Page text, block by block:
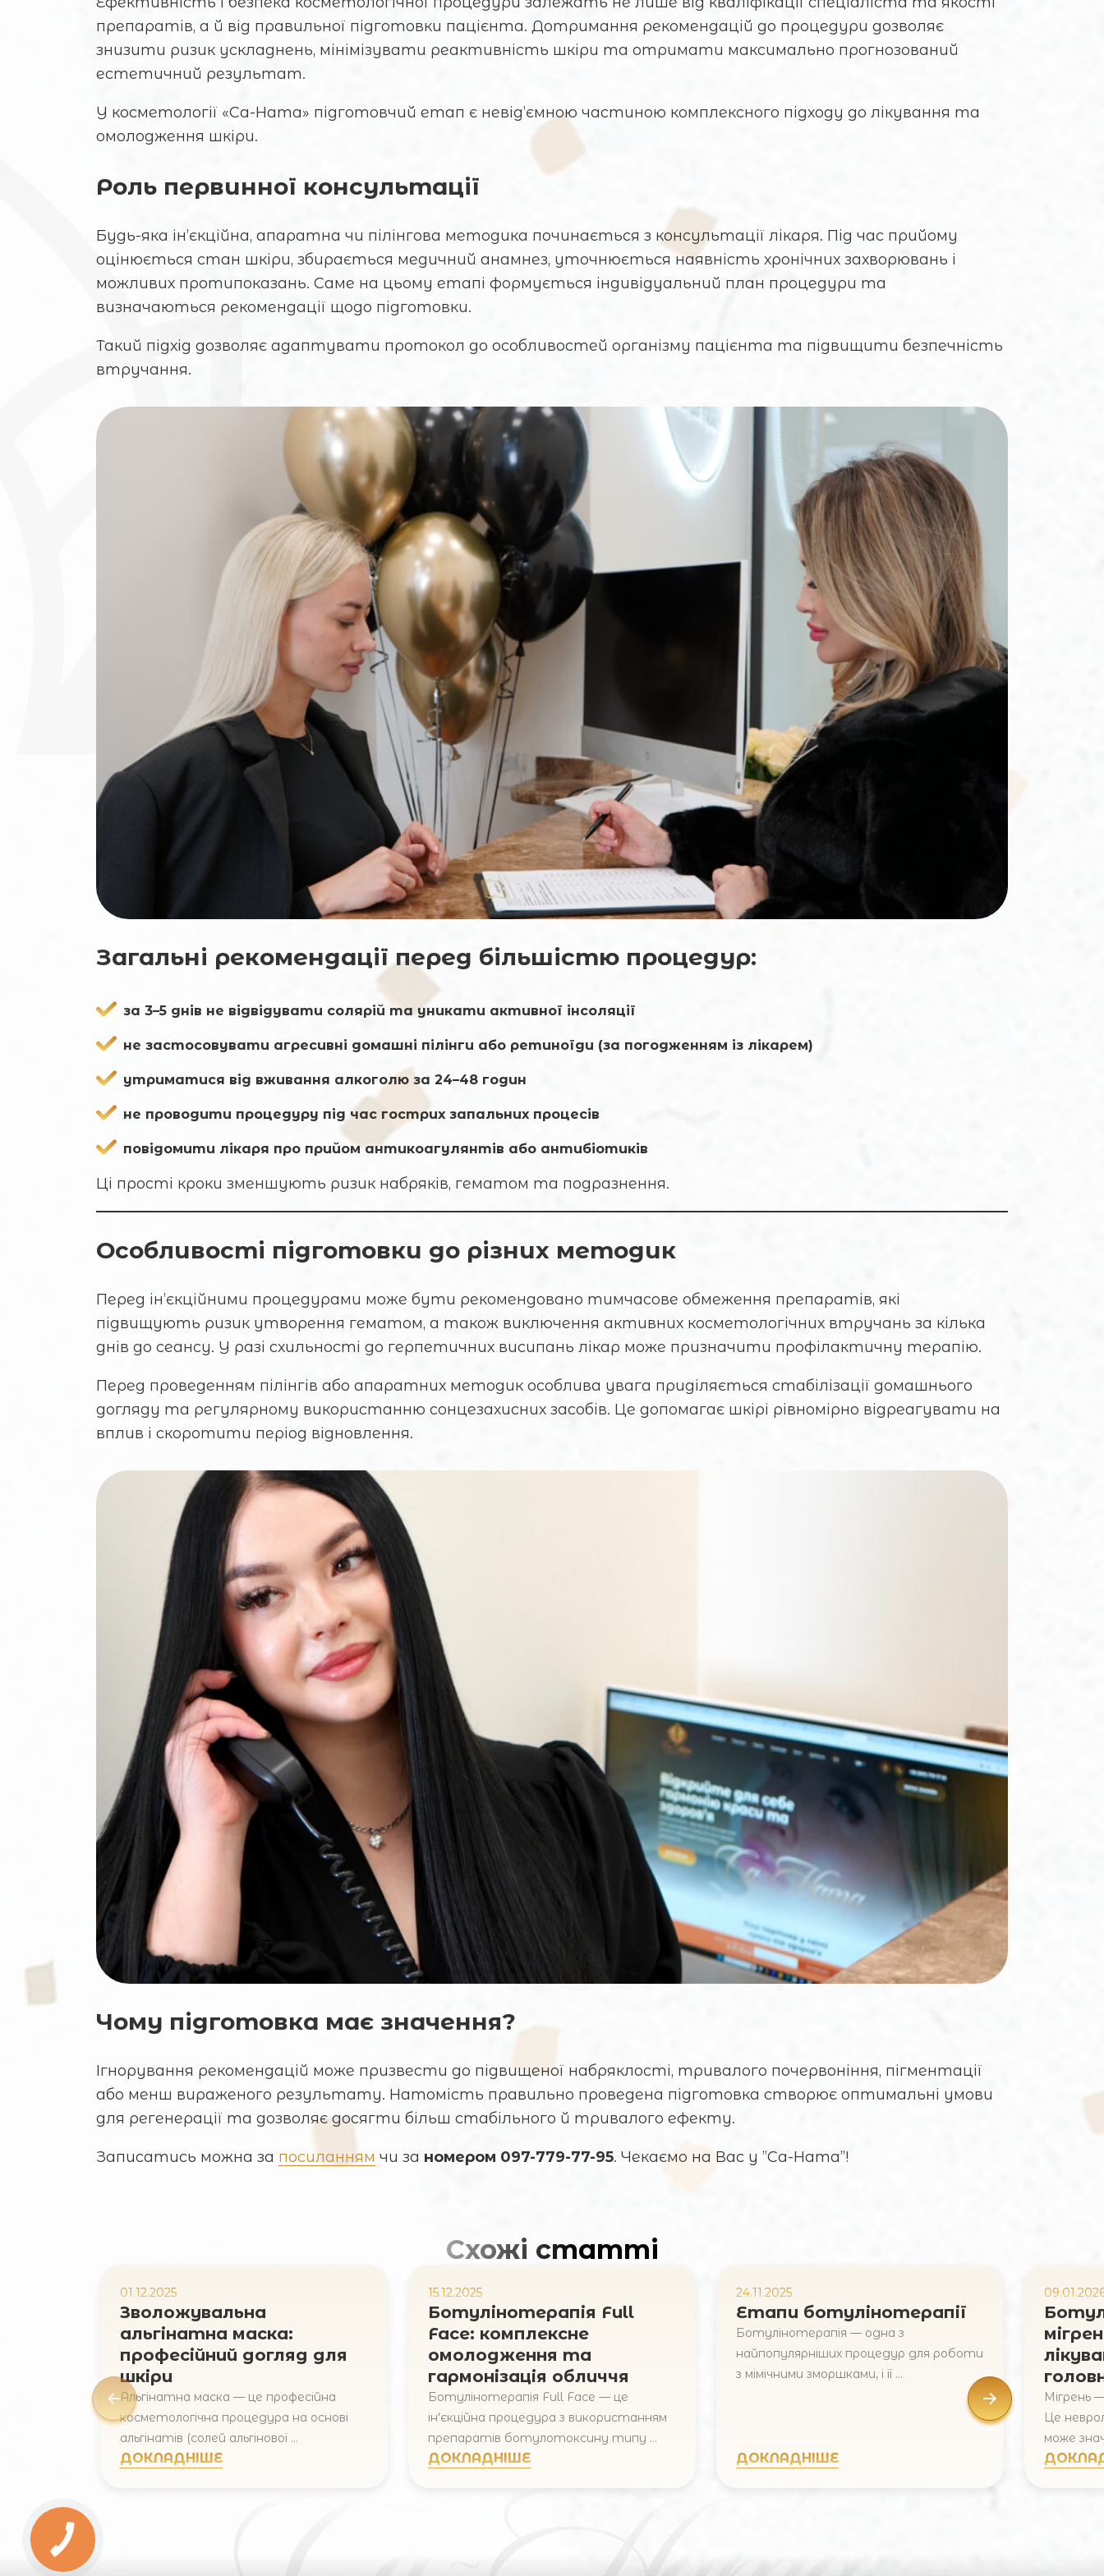
препаратів, а й від правильної підготовки пацієнта. Дотримання рекомендацій до процедури дозволяє
знизити ризик ускладнень, мінімізувати реактивність шкіри та отримати максимально прогнозований
естетичний результат.
У косметології «Са-Ната» підготовчий етап є невід’ємною частиною комплексного підходу до лікування та
омолодження шкіри.
Роль первинної консультації
Будь-яка ін’єкційна, апаратна чи пілінгова методика починається з консультації лікаря. Під час прийому
оцінюється стан шкіри, збирається медичний анамнез, уточнюється наявність хронічних захворювань і
можливих протипоказань. Саме на цьому етапі формується індивідуальний план процедури та
визначаються рекомендації щодо підготовки.
Такий підхід дозволяє адаптувати протокол до особливостей організму пацієнта та підвищити безпечність
втручання.
Загальні рекомендації перед більшістю процедур:
за 3–5 днів не відвідувати солярій та уникати активної інсоляції
не застосовувати агресивні домашні пілінги або ретиноїди (за погодженням із лікарем)
утриматися від вживання алкоголю за 24–48 годин
не проводити процедуру під час гострих запальних процесів
повідомити лікаря про прийом антикоагулянтів або антибіотиків
Ці прості кроки зменшують ризик набряків, гематом та подразнення.
Особливості підготовки до різних методик
Перед ін’єкційними процедурами може бути рекомендовано тимчасове обмеження препаратів, які
підвищують ризик утворення гематом, а також виключення активних косметологічних втручань за кілька
днів до сеансу. У разі схильності до герпетичних висипань лікар може призначити профілактичну терапію.
Перед проведенням пілінгів або апаратних методик особлива увага приділяється стабілізації домашнього
догляду та регулярному використанню сонцезахисних засобів. Це допомагає шкірі рівномірно відреагувати на
вплив і скоротити період відновлення.
Чому підготовка має значення?
Ігнорування рекомендацій може призвести до підвищеної набряклості, тривалого почервоніння, пігментації
або менш вираженого результату. Натомість правильно проведена підготовка створює оптимальні умови
для регенерації та дозволяє досягти більш стабільного й тривалого ефекту.
Записатись можна за посиланням чи за номером 097-779-77-95. Чекаємо на Вас у ”Са-Ната”!
Схожі статті
01.12.2025
Зволожувальна
альгінатна маска:
професійний догляд для
шкіри
Альгінатна маска — це професійна
косметологічна процедура на основі
альгінатів (солей альгінової ...
ДОКЛАДНІШЕ
15.12.2025
Ботулінотерапія Full
Face: комплексне
омолодження та
гармонізація обличчя
Ботулінотерапія Full Face — це
інʼєкційна процедура з використанням
препаратів ботулотоксину типу ...
ДОКЛАДНІШЕ
24.11.2025
Етапи ботулінотерапії
Ботулінотерапія — одна з
найпопулярніших процедур для роботи
з мімічними зморшками, і її ...
ДОКЛАДНІШЕ
Мігрень
Це
може
Запис онлайн
Ім'я та прізвище